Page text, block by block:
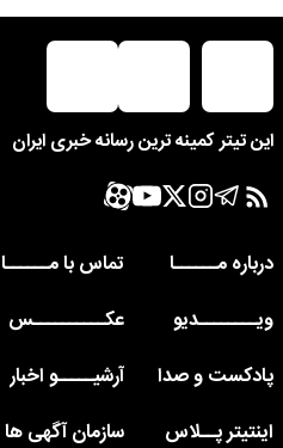
این تیتر کمینه ترین رسانه خبری ایران
درباره مــــــا
تماس با مــــــا
ویــــــــدیو
عکــــــــــس
پادکست و صدا
آرشیـــــو اخبار
اینتیتر پــلاس
سازمان آگهی ها